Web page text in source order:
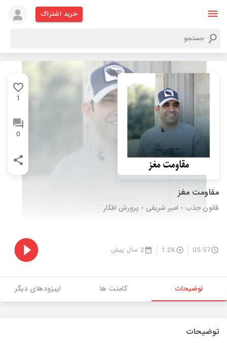
خرید اشتراک
1
0
مقاومت مغز
قانون جذب - امیر شریفی - پرورش افکار
05:57
1.2K 2 سال پیش
توضیحات کامنت ها اپیزودهای دیگر
توضیحات